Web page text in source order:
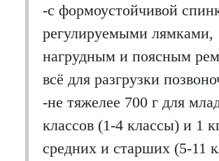
-с формоустойчивой
регулируемыми лямками,
нагрудным и поясным
всё для разгрузки
-не тяжелее 700 г для
классов (1-4 классы) и 1
средних и старших (5-11